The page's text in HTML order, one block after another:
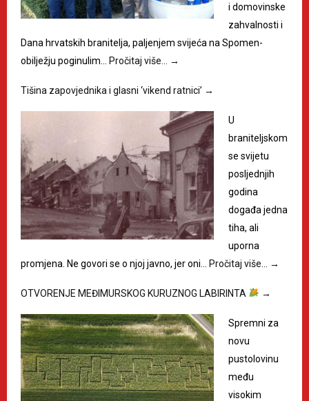
i domovinske
zahvalnosti i
Dana hrvatskih branitelja, paljenjem svijeća na Spomen-
obilježju poginulim…
Pročitaj više… →
Tišina zapovjednika i glasni ‘vikend ratnici’ →
U
braniteljskom
se svijetu
posljednjih
godina
događa jedna
tiha, ali
uporna
promjena. Ne govori se o njoj javno, jer oni…
Pročitaj više… →
OTVORENJE MEĐIMURSKOG KURUZNOG LABIRINTA →
Spremni za
novu
pustolovinu
među
visokim